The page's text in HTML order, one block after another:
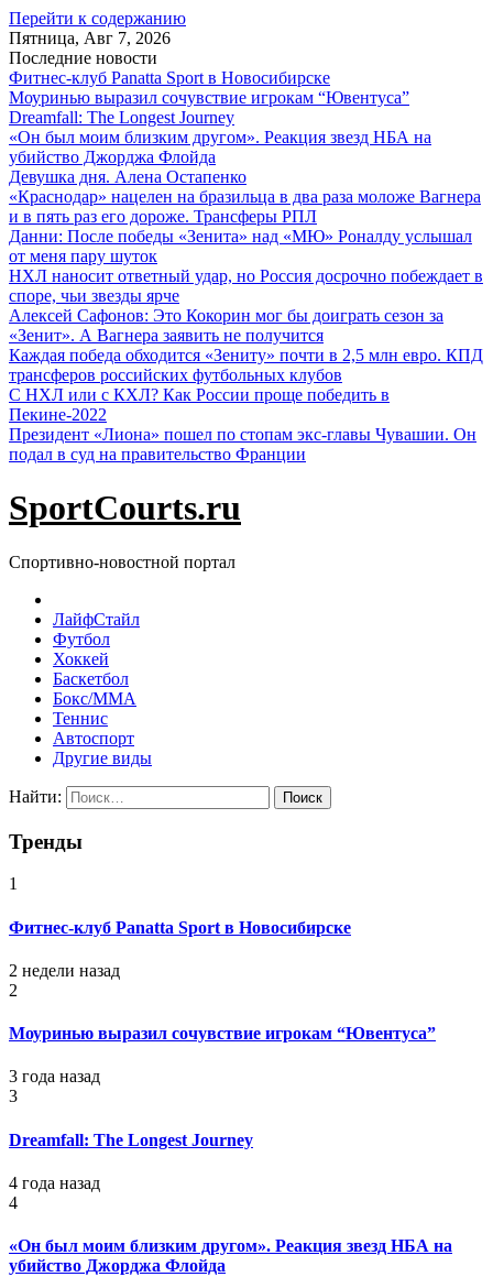
Перейти к содержанию
Пятница, Авг 7, 2026
Последние новости
Фитнес-клуб Panatta Sport в Новосибирске
Моуринью выразил сочувствие игрокам “Ювентуса”
Dreamfall: The Longest Journey
«Он был моим близким другом». Реакция звезд НБА на
убийство Джорджа Флойда
Девушка дня. Алена Остапенко
«Краснодар» нацелен на бразильца в два раза моложе Вагнера
и в пять раз его дороже. Трансферы РПЛ
Данни: После победы «Зенита» над «МЮ» Роналду услышал
от меня пару шуток
НХЛ наносит ответный удар, но Россия досрочно побеждает в
споре, чьи звезды ярче
Алексей Сафонов: Это Кокорин мог бы доиграть сезон за
«Зенит». А Вагнера заявить не получится
Каждая победа обходится «Зениту» почти в 2,5 млн евро. КПД
трансферов российских футбольных клубов
С НХЛ или с КХЛ? Как России проще победить в
Пекине-2022
Президент «Лиона» пошел по стопам экс-главы Чувашии. Он
подал в суд на правительство Франции
SportCourts.ru
Спортивно-новостной портал
ЛайфСтайл
Футбол
Хоккей
Баскетбол
Бокс/MMA
Теннис
Автоспорт
Другие виды
Найти:
Тренды
1
Фитнес-клуб Panatta Sport в Новосибирске
2 недели назад
2
Моуринью выразил сочувствие игрокам “Ювентуса”
3 года назад
3
Dreamfall: The Longest Journey
4 года назад
4
«Он был моим близким другом». Реакция звезд НБА на
убийство Джорджа Флойда